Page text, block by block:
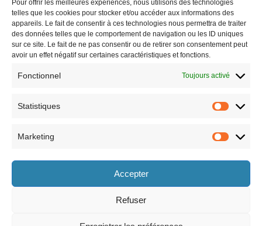
Pour offrir les meilleures expériences, nous utilisons des technologies
telles que les cookies pour stocker et/ou accéder aux informations des
appareils. Le fait de consentir à ces technologies nous permettra de traiter
des données telles que le comportement de navigation ou les ID uniques
sur ce site. Le fait de ne pas consentir ou de retirer son consentement peut
avoir un effet négatif sur certaines caractéristiques et fonctions.
Fonctionnel Toujours activé
Statistiques
Marketing
Accepter
Refuser
Horaires
le lundi 8h30-12h et 13h30-17h30,
le jeudi 8h30-12h et 13h30-17h30,
le vendredi 8h30-12h et 13h30-17h,